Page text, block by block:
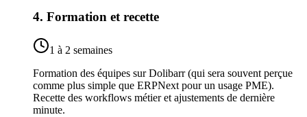
4. Formation et recette
1 à 2 semaines
Formation des équipes sur Dolibarr (qui sera souvent perçue
comme plus simple que ERPNext pour un usage PME).
Recette des workflows métier et ajustements de dernière
minute.